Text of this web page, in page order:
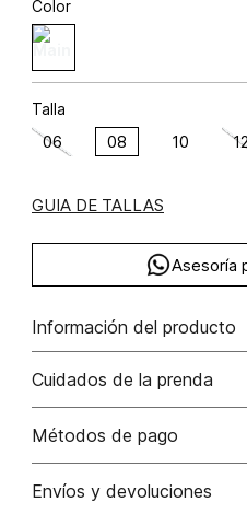
Color
Talla
06 08 10 12
GUIA DE TALLAS
Asesoría
Información del producto
Vestido corto halter amarre en
poliamida 16% 70.00% rayón/
poliamida/polyamide
Cuidados de la prenda
Lavado a máquina máximo a
No usar lejia
Métodos de pago
Tarjetas de crédito: Visa,
Envíos y devoluciones